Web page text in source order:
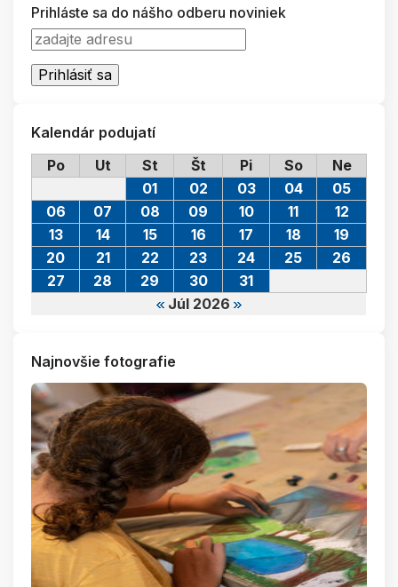
Prihláste sa do nášho odberu noviniek
Kalendár podujatí
Po
Ut St Št Pi So Ne
Júl 2026
01 02 03 04
05
06
07 08 09 10 11
12
13
14 15 16 17 18
19
20
21 22 23 24 25
26
27
28 29 30 31
Najnovšie fotografie